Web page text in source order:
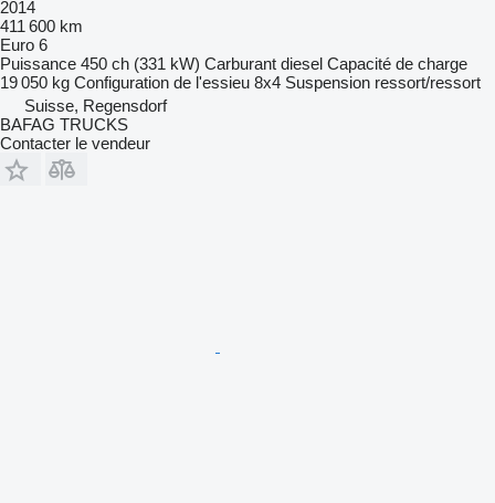
2014
411 600 km
Euro 6
Puissance 450 ch (331 kW) Carburant diesel Capacité de charge
19 050 kg Configuration de l'essieu 8x4 Suspension ressort/ressort
Suisse, Regensdorf
BAFAG TRUCKS
Contacter le vendeur